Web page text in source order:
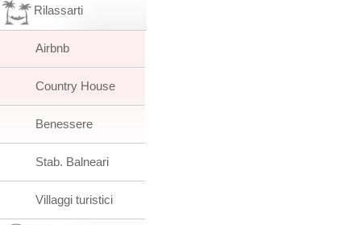
Rilassarti
Airbnb
Country House
Benessere
Stab. Balneari
Villaggi turistici